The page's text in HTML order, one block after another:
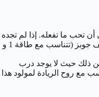
تحب ما تفعله. إذا لم تجده
بعد، استمر في البحث. لا تستقر.” – ستيف جوبز (تتناسب مع طاقة 1 و
ذلك حيث لا يوجد درب
مع روح الريادة لمولود هذا